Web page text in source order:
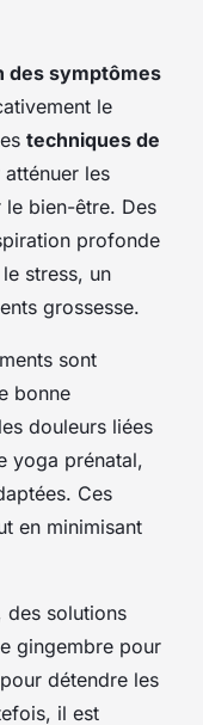
des symptômes
le
techniques de
les
le bien-être. Des
profonde
stress, un
grossesse.
sont
bonne
douleurs liées
yoga prénatal,
Ces
en minimisant
des solutions
gingembre pour
détendre les
il est